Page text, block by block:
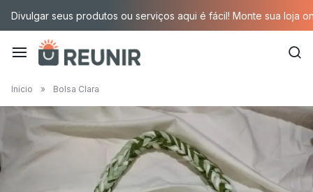
conteúdo
Divulgar seus produtos ou serviços aqui é fácil! Monte sua loja
a
tecnologia
oportunizando
Início » Bolsa Clara